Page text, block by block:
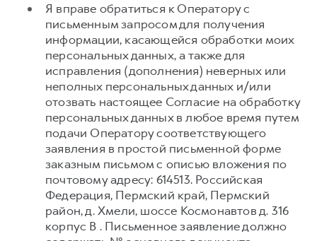
Я вправе обратиться к Оператору с
письменным запросом для получения
информации, касающейся обработки моих
персональных данных, а также для
исправления (дополнения) неверных или
неполных персональных данных и/или
отозвать настоящее Согласие на обработку
персональных данных в любое время путем
подачи Оператору соответствующего
заявления в простой письменной форме
заказным письмом с описью вложения по
почтовому адресу: 614513. Российская
Федерация, Пермский край, Пермский
район, д. Хмели, шоссе Космонавтов д. 316
корпус В . Письменное заявление должно